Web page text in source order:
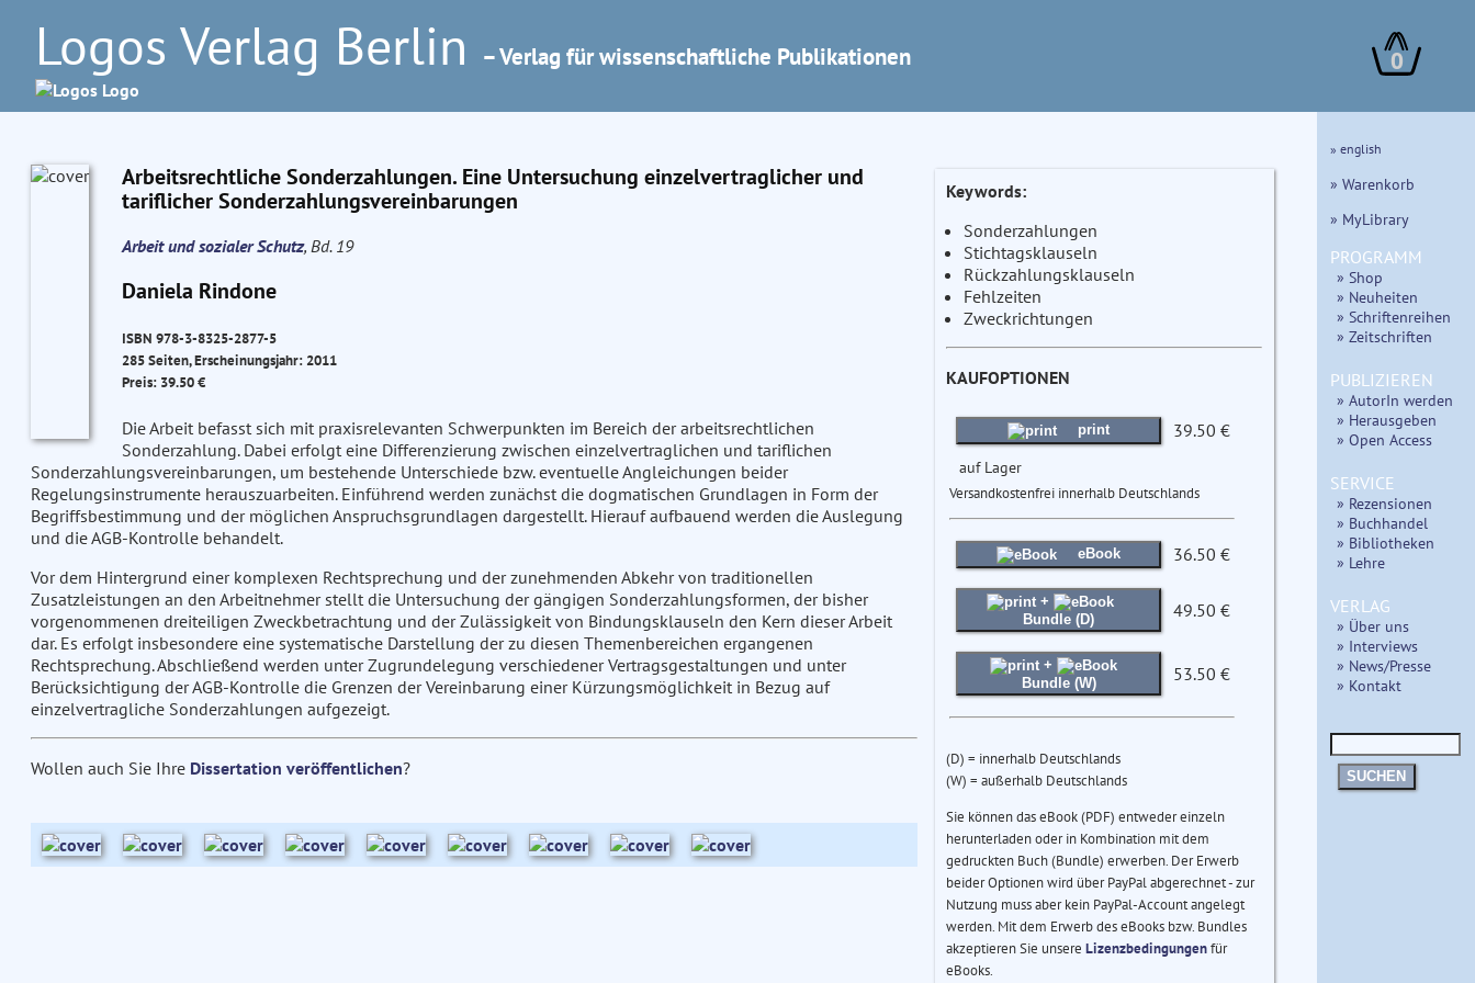
Logos Verlag Berlin – Verlag für wissenschaftliche Publikationen 0
Arbeitsrechtliche Sonderzahlungen. Eine Untersuchung einzelvertraglicher und
tariflicher Sonderzahlungsvereinbarungen
Arbeit und sozialer Schutz, Bd. 19
Daniela Rindone
ISBN 978-3-8325-2877-5
285 Seiten, Erscheinungsjahr: 2011
Preis: 39.50 €
Die Arbeit befasst sich mit praxisrelevanten Schwerpunkten im Bereich der arbeitsrechtlichen
Sonderzahlung. Dabei erfolgt eine Differenzierung zwischen einzelvertraglichen und tariflichen
Sonderzahlungsvereinbarungen, um bestehende Unterschiede bzw. eventuelle Angleichungen beider
Regelungsinstrumente herauszuarbeiten. Einführend werden zunächst die dogmatischen Grundlagen in Form der
Begriffsbestimmung und der möglichen Anspruchsgrundlagen dargestellt. Hierauf aufbauend werden die Auslegung
und die AGB-Kontrolle behandelt.
Vor dem Hintergrund einer komplexen Rechtsprechung und der zunehmenden Abkehr von traditionellen
Zusatzleistungen an den Arbeitnehmer stellt die Untersuchung der gängigen Sonderzahlungsformen, der bisher
vorgenommenen dreiteiligen Zweckbetrachtung und der Zulässigkeit von Bindungsklauseln den Kern dieser Arbeit
dar. Es erfolgt insbesondere eine systematische Darstellung der zu diesen Themenbereichen ergangenen
Rechtsprechung. Abschließend werden unter Zugrundelegung verschiedener Vertragsgestaltungen und unter
Berücksichtigung der AGB-Kontrolle die Grenzen der Vereinbarung einer Kürzungsmöglichkeit in Bezug auf
einzelvertragliche Sonderzahlungen aufgezeigt.
Wollen auch Sie Ihre Dissertation veröffentlichen?
Keywords:
Sonderzahlungen
Stichtagsklauseln
Rückzahlungsklauseln
Fehlzeiten
Zweckrichtungen
KAUFOPTIONEN
print 39.50 €
auf Lager
Versandkostenfrei innerhalb Deutschlands
eBook 36.50 €
+
Bundle (D)
49.50 €
+
Bundle (W)
53.50 €
(D) = innerhalb Deutschlands
(W) = außerhalb Deutschlands
Sie können das eBook (PDF) entweder einzeln
herunterladen oder in Kombination mit dem
gedruckten Buch (Bundle) erwerben. Der Erwerb
beider Optionen wird über PayPal abgerechnet - zur
Nutzung muss aber kein PayPal-Account angelegt
werden. Mit dem Erwerb des eBooks bzw. Bundles
akzeptieren Sie unsere Lizenzbedingungenfür
eBooks.
» english
» Warenkorb
» MyLibrary
PROGRAMM
» Shop
» Neuheiten
» Schriftenreihen
» Zeitschriften
PUBLIZIEREN
» AutorIn werden
» Herausgeben
» Open Access
SERVICE
» Rezensionen
» Buchhandel
» Bibliotheken
» Lehre
VERLAG
» Über uns
» Interviews
» News/Presse
» Kontakt
SUCHEN